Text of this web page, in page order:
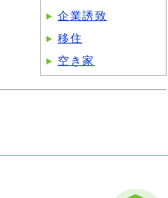
企業誘致
移住
空き家